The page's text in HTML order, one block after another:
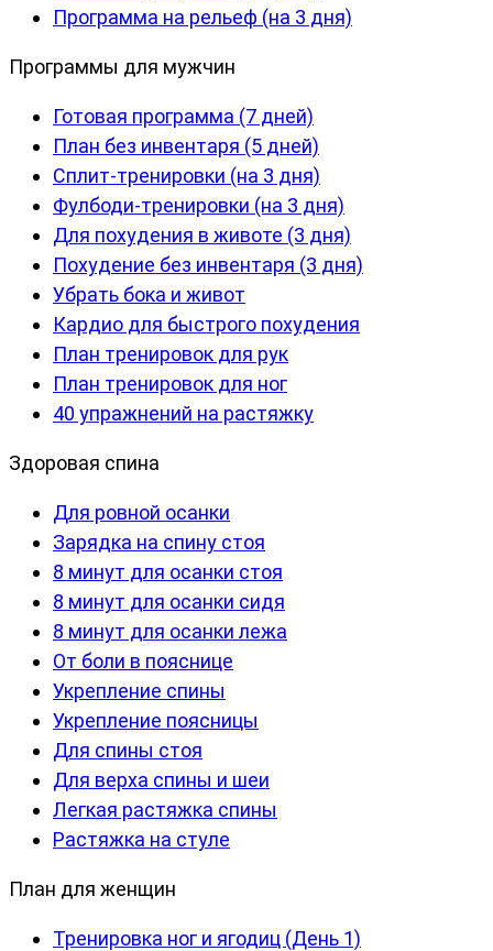
Программа на рельеф (на 3 дня)
Программы для мужчин
Готовая программа (7 дней)
План без инвентаря (5 дней)
Сплит-тренировки (на 3 дня)
Фулбоди-тренировки (на 3 дня)
Для похудения в животе (3 дня)
Похудение без инвентаря (3 дня)
Убрать бока и живот
Кардио для быстрого похудения
План тренировок для рук
План тренировок для ног
40 упражнений на растяжку
Здоровая спина
Для ровной осанки
Зарядка на спину стоя
8 минут для осанки стоя
8 минут для осанки сидя
8 минут для осанки лежа
От боли в пояснице
Укрепление спины
Укрепление поясницы
Для спины стоя
Для верха спины и шеи
Легкая растяжка спины
Растяжка на стуле
План для женщин
Тренировка ног и ягодиц (День 1)